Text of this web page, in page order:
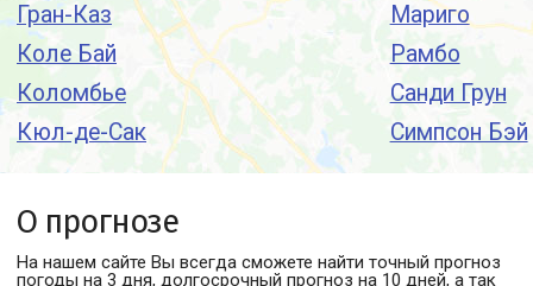
Гран-Каз
Коле Бай
Коломбье
Кюл-де-Сак
Мариго
Рамбо
Санди Грун
Симпсон Бэй
О прогнозе
На нашем сайте Вы всегда сможете найти точный прогноз
погоды на 3 дня, долгосрочный прогноз на 10 дней, а так